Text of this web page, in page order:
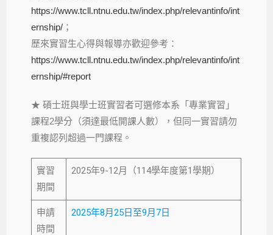
https://www.tcll.ntnu.edu.tw/index.php/relevantinfo/int
ernship/ ；
歷來實習生心得與報導亦歡迎參考：
https://www.tcll.ntnu.edu.tw/index.php/relevantinfo/int
ernship/#report
★ 碩士班與學士班實習者可選修本系「專業實習」
課程2學分（須達最低開課人數），但同一實習請勿
重複認列超過一門課程。
實習
期間
2025年9-12月（114學年度第1學期）
申請
時間
2025年8月25日至9月7日